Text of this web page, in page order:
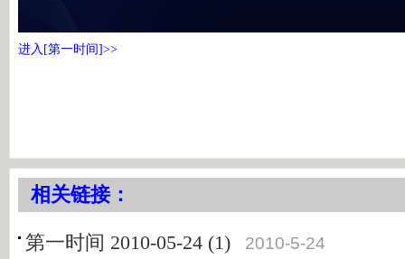
进入[第一时间]>>
相关链接：
第一时间 2010-05-24 (1) 2010-5-24